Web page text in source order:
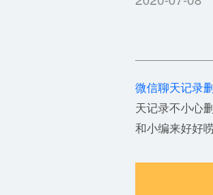
微信聊天记录
天记录不小心
和小编来好好